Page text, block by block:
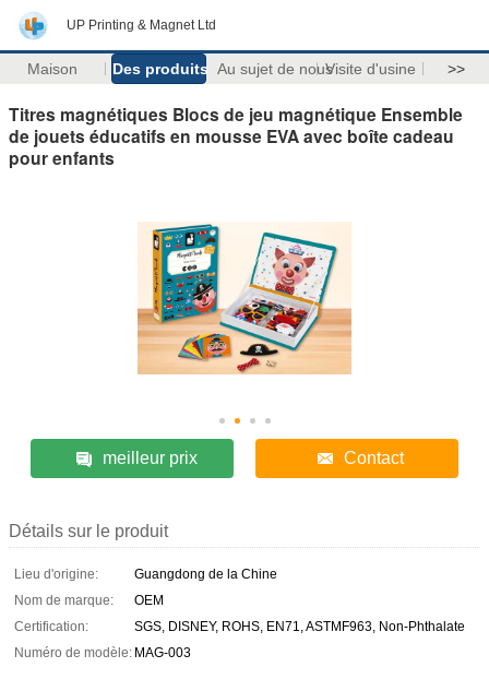
UP Printing & Magnet Ltd
Maison Des produits Au sujet de nousVisite d'usine >>
Titres magnétiques Blocs de jeu magnétique Ensemble
de jouets éducatifs en mousse EVA avec boîte cadeau
pour enfants
meilleur prix Contact
Détails sur le produit
Lieu d'origine:
Guangdong de la Chine
Nom de marque:
OEM
Certification:
SGS, DISNEY, ROHS, EN71, ASTMF963, Non-Phthalate
Numéro de modèle: MAG-003